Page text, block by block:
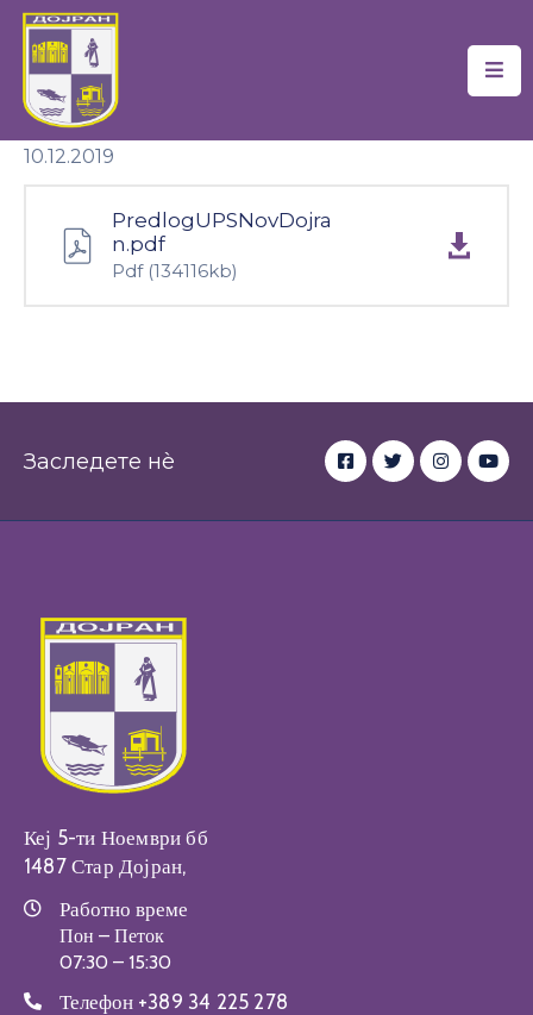
Почетна
Локална
Новости
Услуги
Финансии
10.12.2019
PredlogUPSNovDojra
n.pdf
Pdf (134116kb)
Заследете нè
Кеј 5-ти Ноември бб
1487 Стар Дојран,
Работно време
Пон – Петок
07:30 – 15:30
Телефон +389 34 225 278